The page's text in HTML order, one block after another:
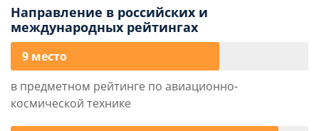
Направление в российских и
международных рейтингах
9 место
в предметном рейтинге по авиационно-
космической технике